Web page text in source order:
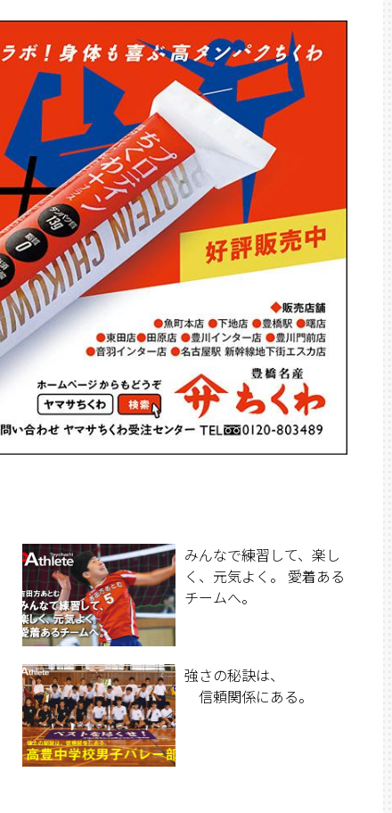
みんなで練習して、楽し
く、元気よく。 愛着ある
チームへ。
強さの秘訣は、
信頼関係にある。